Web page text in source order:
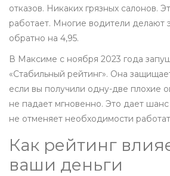
отказов. Никаких грязных салонов.
работает. Многие водители делают
обратно на 4,95.
В Максиме с ноября 2023 года
«Стабильный рейтинг». Она
если вы получили одну-две плохие
не падает мгновенно. Это дает
не отменяет необходимости
Как рейтинг
ваши деньги